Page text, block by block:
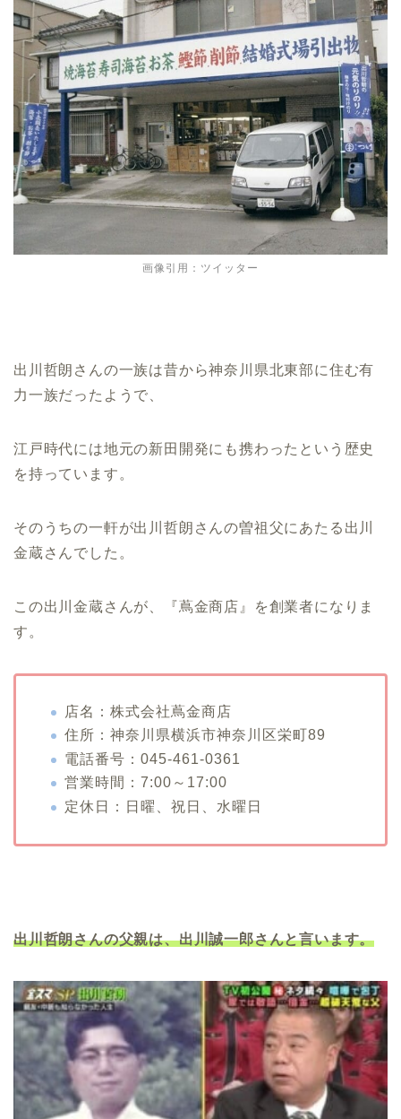
画像引用：ツイッター
出川哲朗さんの一族は昔から神奈川県北東部に住む有
力一族だったようで、
江戸時代には地元の新田開発にも携わったという歴史
を持っています。
そのうちの一軒が出川哲朗さんの曽祖父にあたる出川
金蔵さんでした。
この出川金蔵さんが、『蔦金商店』を創業者になりま
す。
店名：株式会社蔦金商店
住所：神奈川県横浜市神奈川区栄町89
電話番号：045-461-0361
営業時間：7:00～17:00
定休日：日曜、祝日、水曜日
出川哲朗さんの父親は、出川誠一郎さんと言います。